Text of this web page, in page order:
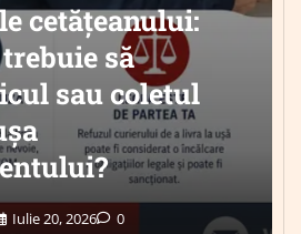
cetățeanului:
să
sau coletul
Iulie 20, 2026 0